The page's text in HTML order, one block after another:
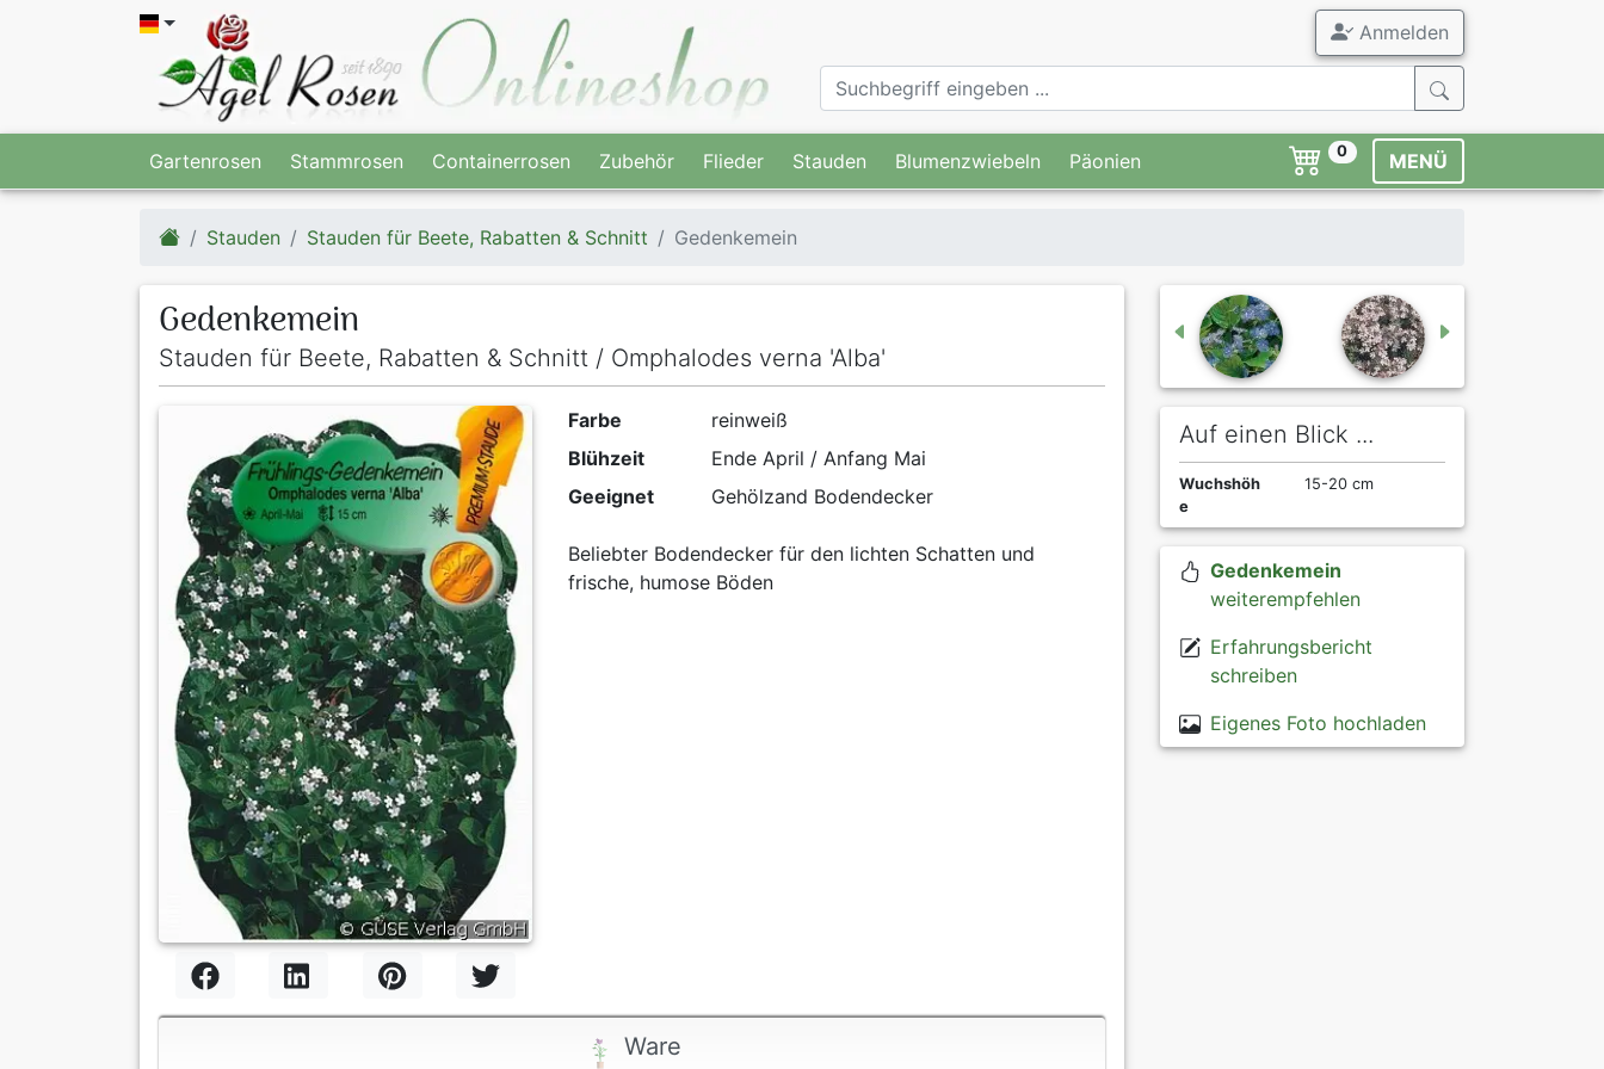
Anmelden
Gartenrosen Stammrosen Containerrosen Zubehör Flieder Stauden Blumenzwiebeln Päonien 0 MENÜ
Stauden Stauden für Beete, Rabatten & Schnitt Gedenkemein
Gedenkemein
Stauden für Beete, Rabatten & Schnitt / Omphalodes verna 'Alba'
Farbe
reinweiß
Blühzeit
Ende April / Anfang Mai
Geeignet
Gehölzand Bodendecker
Beliebter Bodendecker für den lichten Schatten und
frische, humose Böden
Ware
Auf einen Blick ...
Wuchshöh
e
15-20 cm
Gedenkemein
weiterempfehlen
Erfahrungsbericht
schreiben
Eigenes Foto hochladen